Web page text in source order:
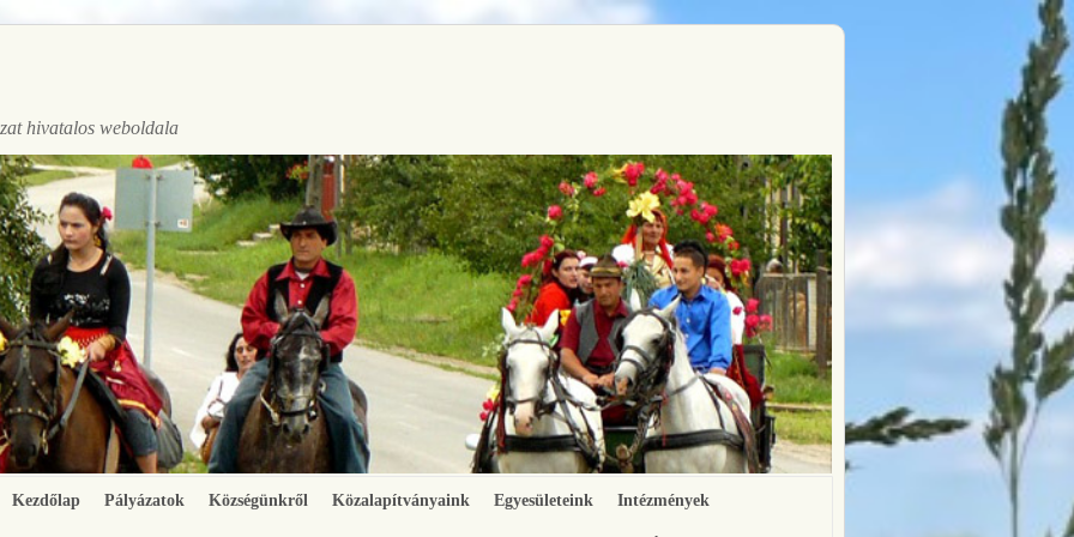
hivatalos weboldala
Kezdőlap Pályázatok Községünkről Közalapítványaink Egyesületeink Intézmények